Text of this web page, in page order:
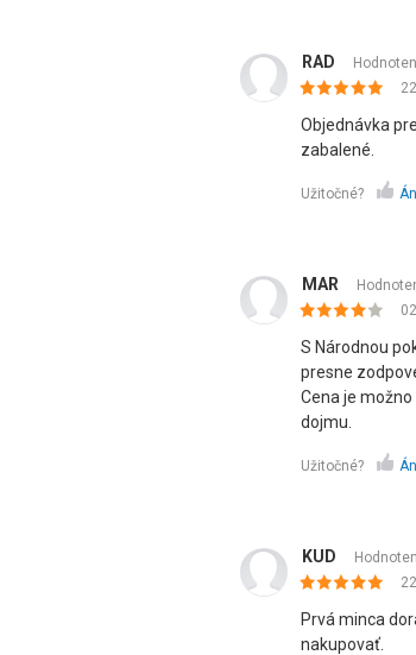
RAD
Objednávka
zabalené.
Užitočné?
MAR
S Národnou
presne
Cena je
dojmu.
Užitočné?
KUD
Prvá minca
nakupovať.